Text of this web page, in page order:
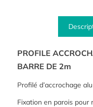
PROFILE
BARRE DE 2m
Profilé d’accrochage
Fixation en parois pour